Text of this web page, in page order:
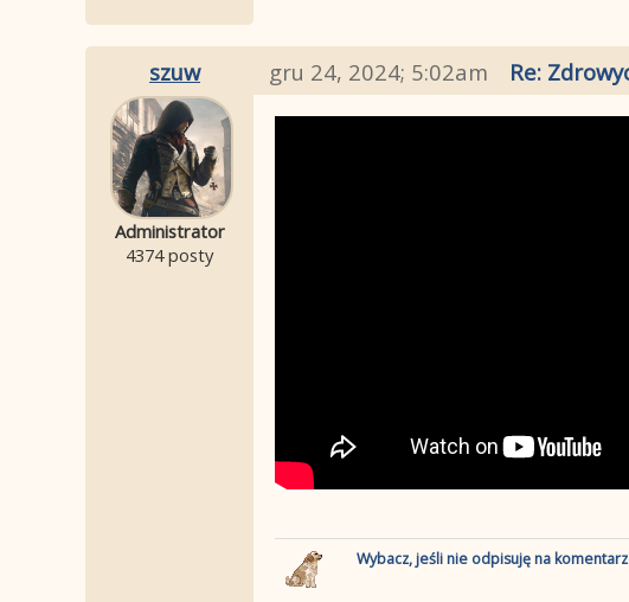
szuw gru 24, 2024; 5:02am Re:
Administrator
4374 posty
Wybacz, jeśli nie odpisuję na